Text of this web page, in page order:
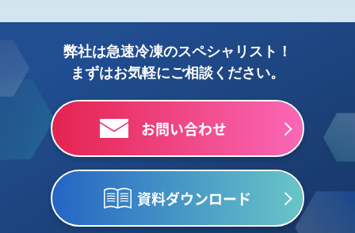
弊社は急速冷凍のスペシャリスト！
まずはお気軽にご相談ください。
お問い合わせ
資料ダウンロード